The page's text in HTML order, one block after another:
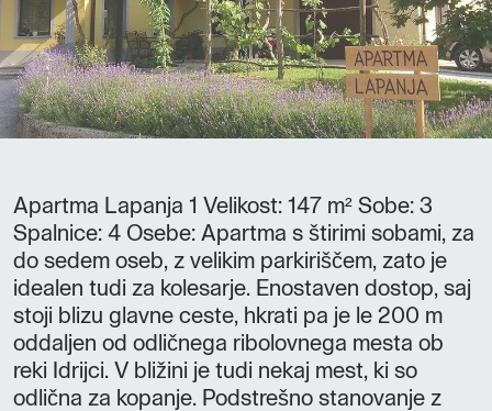
Apartma Lapanja 1 Velikost: 147 m² Sobe: 3
Spalnice: 4 Osebe: Apartma s štirimi sobami, za
do sedem oseb, z velikim parkiriščem, zato je
idealen tudi za kolesarje. Enostaven dostop, saj
stoji blizu glavne ceste, hkrati pa je le 200 m
oddaljen od odličnega ribolovnega mesta ob
reki Idrijci. V bližini je tudi nekaj mest, ki so
odlična za kopanje. Podstrešno stanovanje z